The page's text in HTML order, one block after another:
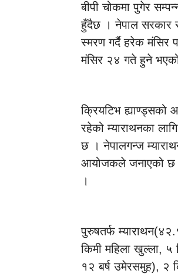
बीपी चोकमा पुगेर
हुँदैछ । नेपाल सरकार र
स्मरण गर्दै हरेक मंसिर
मंसिर २४ गते हुने
क्रियटिभ ह्याण्ड्सको
रहेको म्याराथनका
छ । नेपालगन्ज
आयोजकले जनाएको छ ।
।
पुरुषतर्फ
किमी महिला खुल्ला,
१२ बर्ष उमेरसमुह), २